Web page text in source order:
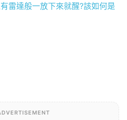
雷達般一放下來就醒?該如何是